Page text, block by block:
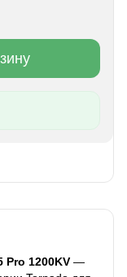
Pro 1200KV —